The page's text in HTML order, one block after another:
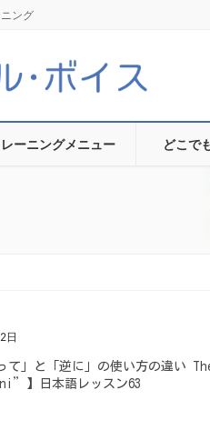
ング
レーニングメニュー どこで
日
って」と「逆に」の使い方の違
】日本語レッスン63